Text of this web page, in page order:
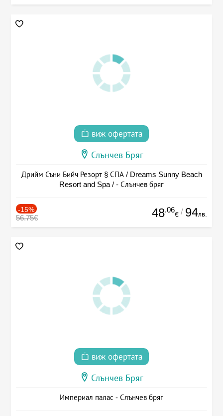
виж офертата
Слънчев Бряг
Дрийм Съни Бийч Резорт § СПА / Dreams Sunny Beach
Resort and Spa / - Слънчев бряг
-15%
56.75€ 48.06
€ / 94лв.
виж офертата
Слънчев Бряг
Империал палас - Слънчев бряг